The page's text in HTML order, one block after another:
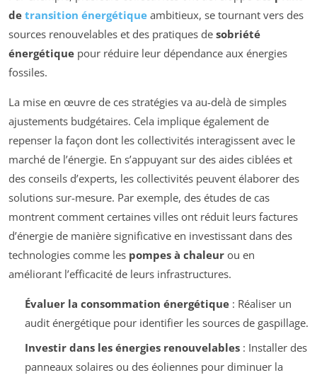
de transition énergétique ambitieux, se tournant vers des
sources renouvelables et des pratiques de sobriété
énergétique pour réduire leur dépendance aux énergies
fossiles.
La mise en œuvre de ces stratégies va au-delà de simples
ajustements budgétaires. Cela implique également de
repenser la façon dont les collectivités interagissent avec le
marché de l’énergie. En s’appuyant sur des aides ciblées et
des conseils d’experts, les collectivités peuvent élaborer des
solutions sur-mesure. Par exemple, des études de cas
montrent comment certaines villes ont réduit leurs factures
d’énergie de manière significative en investissant dans des
technologies comme les pompes à chaleur ou en
améliorant l’efficacité de leurs infrastructures.
Évaluer la consommation énergétique: Réaliser un
audit énergétique pour identifier les sources de gaspillage.
Investir dans les énergies renouvelables: Installer des
panneaux solaires ou des éoliennes pour diminuer la